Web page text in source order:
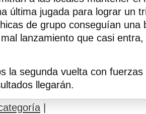
última jugada para lograr un
de grupo conseguían una
lanzamiento que casi
la segunda vuelta con
llegarán.